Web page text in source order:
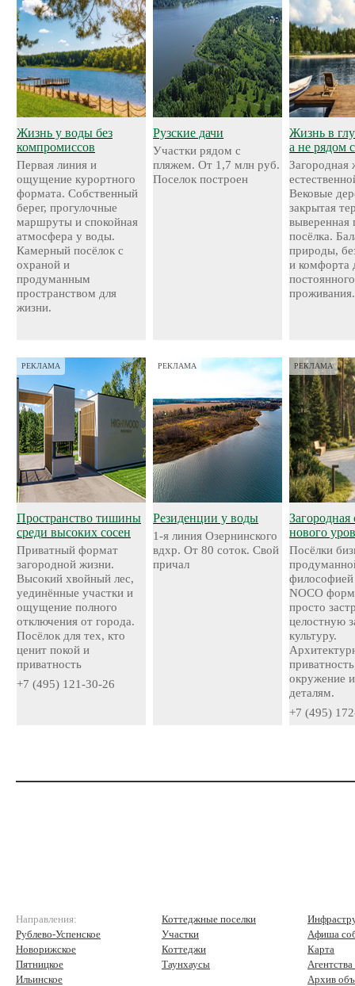
Жизнь у воды без
компромиссов
Первая линия и
ощущение курортного
формата. Собственный
берег, прогулочные
маршруты и спокойная
атмосфера у воды.
Камерный посёлок с
охраной и
продуманным
пространством для
жизни.
Рузские дачи
Участки рядом с
пляжем. От 1,7 млн руб.
Поселок построен
Жизнь в
а не рядом
Загородная
Вековые
закрытая
выверенная
посёлка.
природы,
и комфорта
постоянного
проживания.
РЕКЛАМА
Пространство тишины
среди высоких сосен
Приватный формат
загородной жизни.
Высокий хвойный лес,
уединённые участки и
ощущение полного
отключения от города.
Посёлок для тех, кто
ценит покой и
приватность
+7 (495) 121-30-26
РЕКЛАМА
Резиденции у воды
1-я линия Озернинского
вдхр. От 80 соток. Свой
причал
РЕКЛАМА
Загородная
нового
Посёлки
NOCO
просто
целостную
культуру.
окружение
деталям.
+7 (495)
Направления:
Рублево-Успенское
Новорижское
Пятницкое
Ильинское
Коттеджные поселки
Участки
Коттеджи
Таунхаусы
Афиша
Карта
Архив